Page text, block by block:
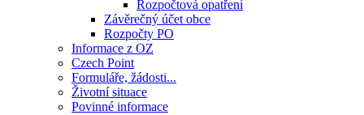
Rozpočtová opatření
Závěrečný účet obce
Rozpočty PO
Informace z OZ
Czech Point
Formuláře, žádosti...
Životní situace
Povinné informace